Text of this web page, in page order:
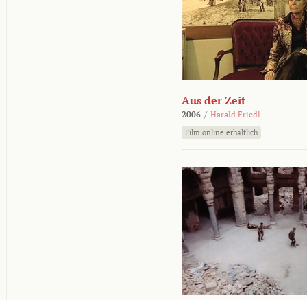
Aus der Zeit
2006 / Harald Friedl
Film online erhältlich